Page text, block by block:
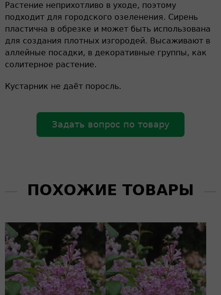
Растение неприхотливо в уходе, поэтому
подходит для городского озеленения. Сирень
пластична в обрезке и может быть использована
для создания плотных изгородей. Высаживают в
аллейные посадки, в декоративные группы, как
солитерное растение.
Кустарник не даёт поросль.
Задать вопрос по товару
ПОХОЖИЕ ТОВАРЫ